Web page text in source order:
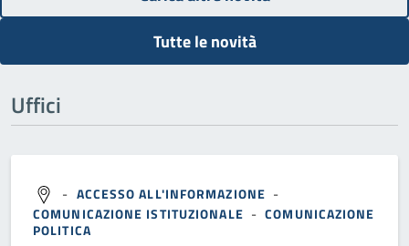
Tutte le novità
Uffici
- ACCESSO ALL'INFORMAZIONE -
COMUNICAZIONE ISTITUZIONALE -COMUNICAZIONE
POLITICA